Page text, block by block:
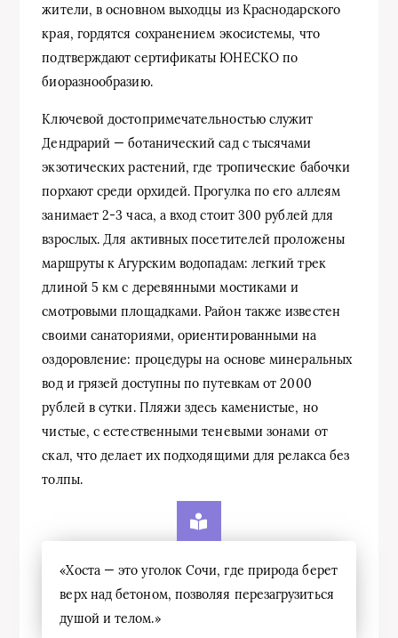
жители, в основном выходцы из Краснодарского
края, гордятся сохранением экосистемы, что
подтверждают сертификаты ЮНЕСКО по
биоразнообразию.
Ключевой достопримечательностью служит
Дендрарий — ботанический сад с тысячами
экзотических растений, где тропические бабочки
порхают среди орхидей. Прогулка по его аллеям
занимает 2-3 часа, а вход стоит 300 рублей для
взрослых. Для активных посетителей проложены
маршруты к Агурским водопадам: легкий трек
длиной 5 км с деревянными мостиками и
смотровыми площадками. Район также известен
своими санаториями, ориентированными на
оздоровление: процедуры на основе минеральных
вод и грязей доступны по путевкам от 2000
рублей в сутки. Пляжи здесь каменистые, но
чистые, с естественными теневыми зонами от
скал, что делает их подходящими для релакса без
толпы.
«Хоста — это уголок Сочи, где природа берет
верх над бетоном, позволяя перезагрузиться
душой и телом.»